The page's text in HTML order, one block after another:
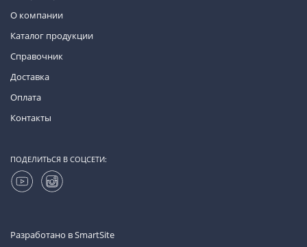
О компании
Каталог продукции
Справочник
Доставка
Оплата
Контакты
ПОДЕЛИТЬСЯ В СОЦСЕТИ:
Разработано вSmartSite